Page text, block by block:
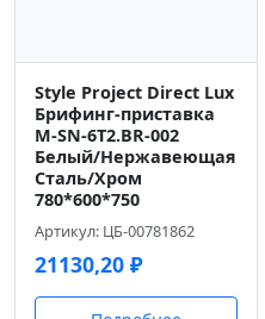
Style Project Direct Lux
Брифинг-приставка
M-SN-6T2.BR-002
Белый/Нержавеющая
Сталь/Хром
780*600*750
Артикул: ЦБ-00781862
21130,20 ₽